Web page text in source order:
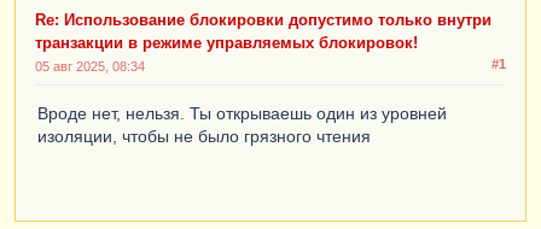
Re: Использование блокировки допустимо только внутри
транзакции в режиме управляемых блокировок!
#1
05 авг 2025, 08:34
Вроде нет, нельзя. Ты открываешь один из уровней
изоляции, чтобы не было грязного чтения